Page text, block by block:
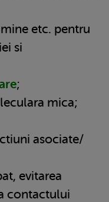
etc. pentru
si
;
mica;
asociate/
evitarea
contactului